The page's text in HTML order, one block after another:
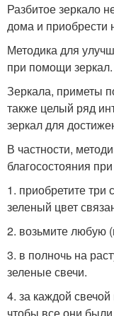
Разбитое зеркало
дома и приобрести
Методика для
при помощи зеркал.
Зеркала, приметы
также целый ряд
зеркал для
В частности,
благосостояния
1. приобретите три
зеленый цвет
2. возьмите любую
3. в полночь на
зеленые свечи.
4. за каждой